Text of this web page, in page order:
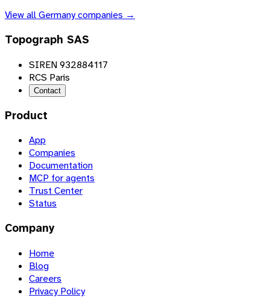
View allGermanycompanies →
Topograph SAS
SIREN 932884117
RCS Paris
Contact
Product
App
Companies
Documentation
MCP for agents
Trust Center
Status
Company
Home
Blog
Careers
Privacy Policy